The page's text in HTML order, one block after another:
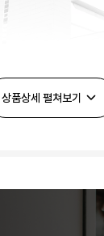
상품상세 펼쳐보기